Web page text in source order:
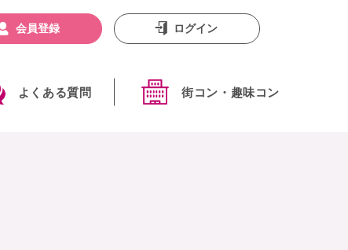
よくある質問 街コン・趣味コン
会員登録 ログイン